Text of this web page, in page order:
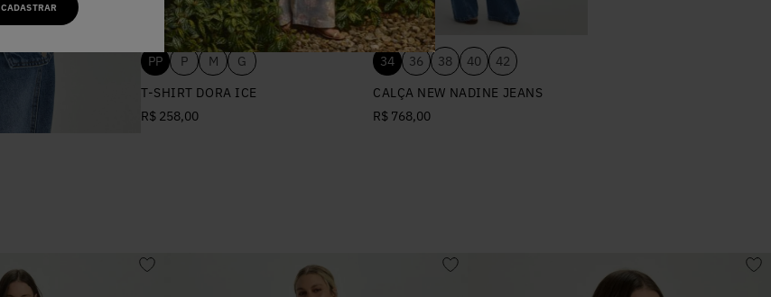
CADASTRAR
PP P M
G
T-SHIRT DORA ICE
R$ 258,00
34 36 38 40
42
CALÇA NEW NADINE JEANS
R$ 768,00